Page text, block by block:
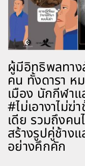
ผู้มีอิทธิพลทาง
คน ทั้งดารา ห
เมือง นักกีฬา
#ไม่เอางาไม่
เดีย รวมถึงค
สร้างรูปคู่ช้าง
อย่างคึกคัก